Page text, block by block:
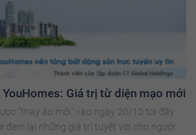
Giá trị từ diện mạo mới
"thay áo mới" vào ngày 20/10 tới đây
đem lại những giá trị tuyệt vời cho người